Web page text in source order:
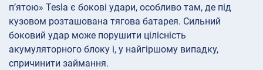
п’ятою» Tesla є бокові удари, особливо там, де під
кузовом розташована тягова батарея. Сильний
боковий удар може порушити цілісність
акумуляторного блоку і, у найгіршому випадку,
спричинити займання.